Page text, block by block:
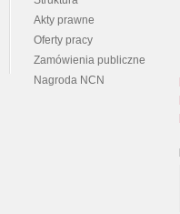
Akty prawne
Oferty pracy
Zamówienia publiczne
Nagroda NCN